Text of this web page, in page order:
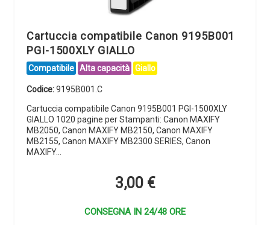
Cartuccia compatibile Canon 9195B001
PGI-1500XLY GIALLO
Compatibile Alta capacità Giallo
Codice:9195B001.C
Cartuccia compatibile Canon 9195B001 PGI-1500XLY
GIALLO 1020 pagine per Stampanti: Canon MAXIFY
MB2050, Canon MAXIFY MB2150, Canon MAXIFY
MB2155, Canon MAXIFY MB2300 SERIES, Canon
MAXIFY…
3,00 €
CONSEGNA IN 24/48 ORE